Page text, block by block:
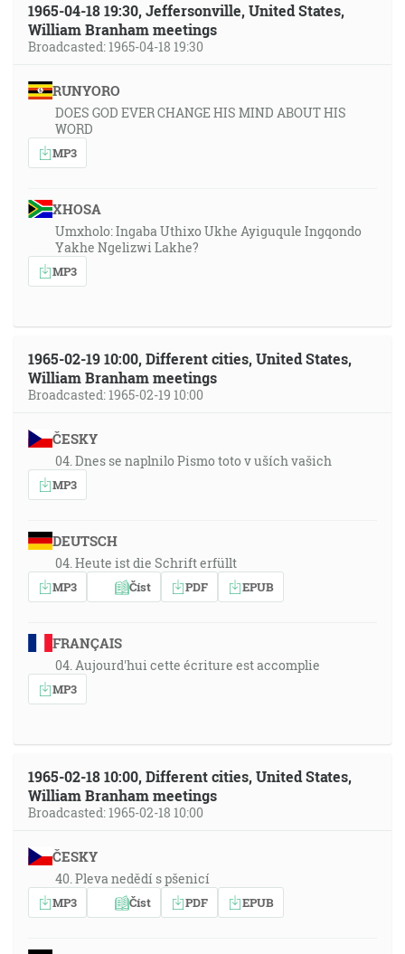
1965-04-18 19:30, Jeffersonville, United States,
William Branham meetings
Broadcasted: 1965-04-18 19:30
RUNYORO
DOES GOD EVER CHANGE HIS MIND ABOUT HIS
WORD
MP3
XHOSA
Umxholo: Ingaba Uthixo Ukhe Ayiguqule Ingqondo
Yakhe Ngelizwi Lakhe?
MP3
1965-02-19 10:00, Different cities, United States,
William Branham meetings
Broadcasted: 1965-02-19 10:00
ČESKY
04. Dnes se naplnilo Pismo toto v uších vašich
MP3
DEUTSCH
04. Heute ist die Schrift erfüllt
MP3 Číst PDF EPUB
FRANÇAIS
04. Aujourd'hui cette écriture est accomplie
MP3
1965-02-18 10:00, Different cities, United States,
William Branham meetings
Broadcasted: 1965-02-18 10:00
ČESKY
40. Pleva nedědí s pšenicí
MP3 Číst PDF EPUB